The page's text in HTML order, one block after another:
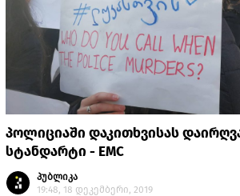
პოლიციაში დაკითხვისას
სტანდარტი - EMC
პუბლიკა
19:48, 18 დეკემბერი, 2019